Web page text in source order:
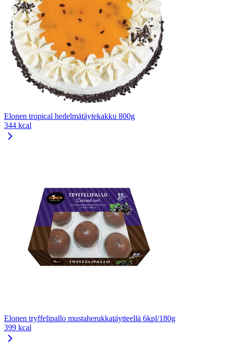
Elonen tropical hedelmätäytekakku 800g
344 kcal
Elonen tryffelipallo mustaherukkatäytteellä 6kpl/180g
399 kcal